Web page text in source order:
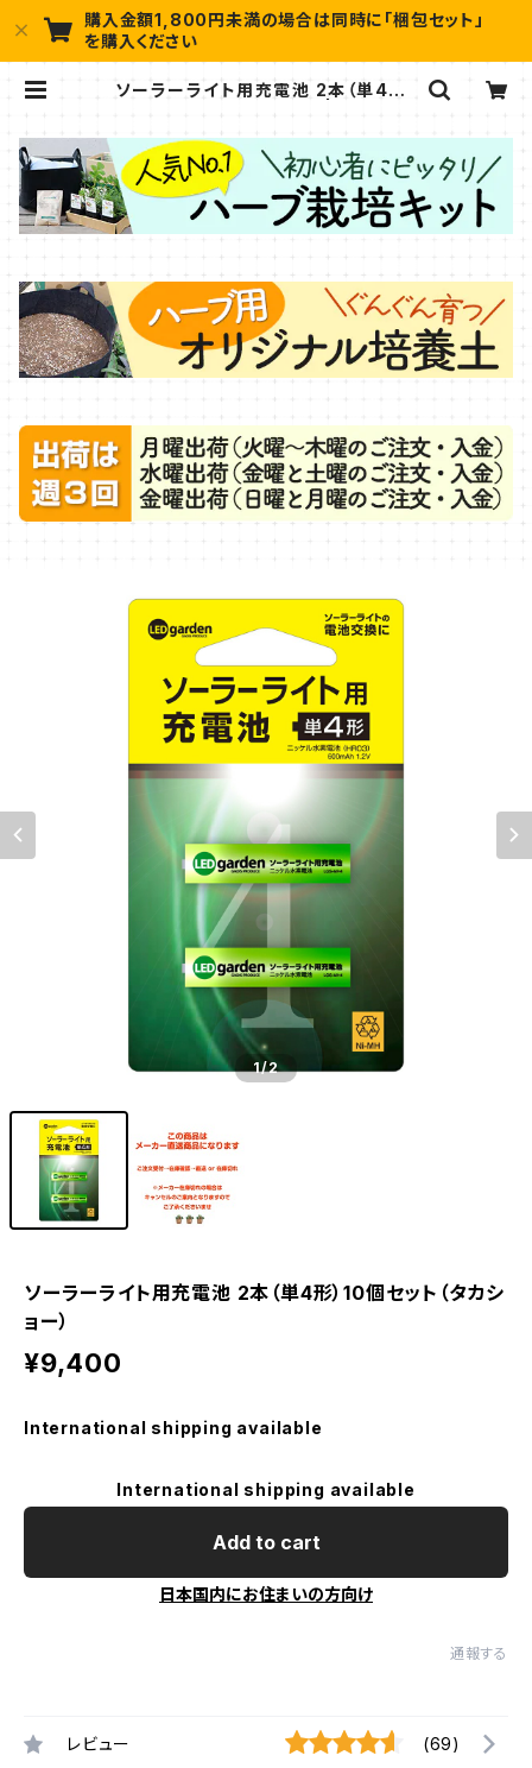
購入金額1,800円未満の場合は同時に「梱包セット」
を購入ください
ソーラーライト用充電池 2本（単4形）
1/2
ソーラーライト用充電池 2本（単4形）10個セット（タカシ
ョー）
¥9,400
International shipping available
International shipping available
Add to cart
日本国内にお住まいの方向け
通報する
レビュー (69)